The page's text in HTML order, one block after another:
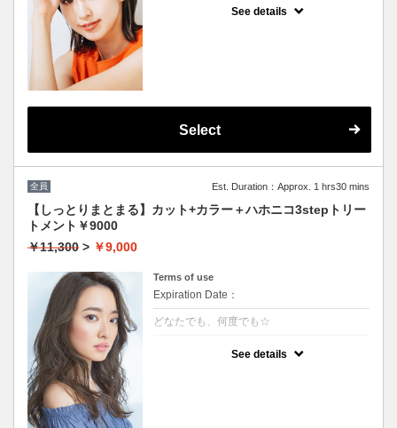
See details
Select
全員 Est. Duration：Approx. 1 hrs30 mins
【しっとりまとまる】カット+カラー＋ハホニコ3stepトリー
トメント￥9000
￥11,300 > ￥9,000
Terms of use
Expiration Date：
どなたでも、何度でも☆
See details